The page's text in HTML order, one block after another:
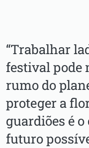
“Trabalhar
festival pode
rumo do
proteger a
guardiões é
futuro